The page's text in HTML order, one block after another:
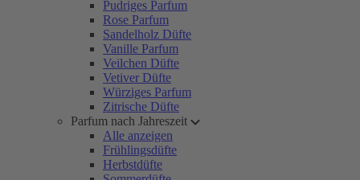
Pudriges Parfum
Rose Parfum
Sandelholz Düfte
Vanille Parfum
Veilchen Düfte
Vetiver Düfte
Würziges Parfum
Zitrische Düfte
Parfum nach Jahreszeit
Alle anzeigen
Frühlingsdüfte
Herbstdüfte